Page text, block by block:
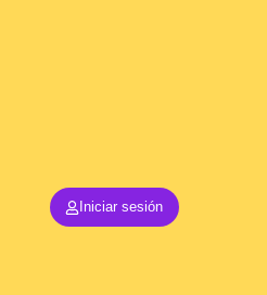
Iniciar sesión